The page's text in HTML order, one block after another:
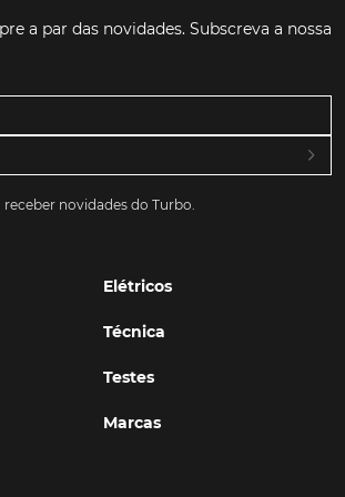
a par das novidades. Subscreva a nossa
novidades do Turbo.
Elétricos
Técnica
Testes
Marcas